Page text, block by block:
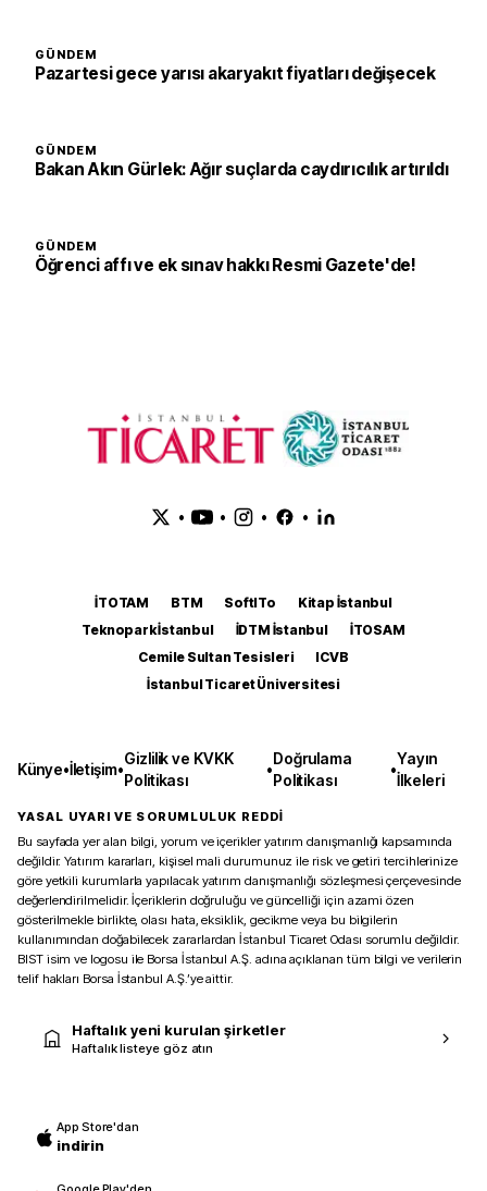
GÜNDEM
Pazartesi gece yarısı akaryakıt fiyatları değişecek
GÜNDEM
Bakan Akın Gürlek: Ağır suçlarda caydırıcılık artırıldı
GÜNDEM
Öğrenci affı ve ek sınav hakkı Resmi Gazete'de!
• • • •
İTOTAM BTM SoftITo
Kitap İstanbul
Teknopark İstanbul
İDTM İstanbul
İTOSAM
Cemile Sultan Tesisleri
ICVB
İstanbul Ticaret Üniversitesi
Künye•İletişim•
Gizlilik ve KVKK
Politikası
•
Doğrulama
Politikası
•
Yayın
İlkeleri
YASAL UYARI VE SORUMLULUK REDDİ
Bu sayfada yer alan bilgi, yorum ve içerikler yatırım danışmanlığı kapsamında
değildir. Yatırım kararları, kişisel mali durumunuz ile risk ve getiri tercihlerinize
göre yetkili kurumlarla yapılacak yatırım danışmanlığı sözleşmesi çerçevesinde
değerlendirilmelidir. İçeriklerin doğruluğu ve güncelliği için azami özen
gösterilmekle birlikte, olası hata, eksiklik, gecikme veya bu bilgilerin
kullanımından doğabilecek zararlardan İstanbul Ticaret Odası sorumlu değildir.
BIST isim ve logosu ile Borsa İstanbul A.Ş. adına açıklanan tüm bilgi ve verilerin
telif hakları Borsa İstanbul A.Ş.’ye aittir.
Haftalık yeni kurulan şirketler
Haftalık listeye göz atın
App Store'dan
indirin